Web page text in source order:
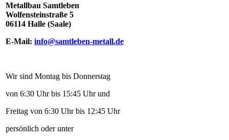
Metallbau Samtleben
Wolfensteinstraße 5
06114 Halle (Saale)
E-Mail: info@samtleben-metall.de
Wir sind Montag bis Donnerstag
von 6:30 Uhr bis 15:45 Uhr und
Freitag von 6:30 Uhr bis 12:45 Uhr
persönlich oder unter